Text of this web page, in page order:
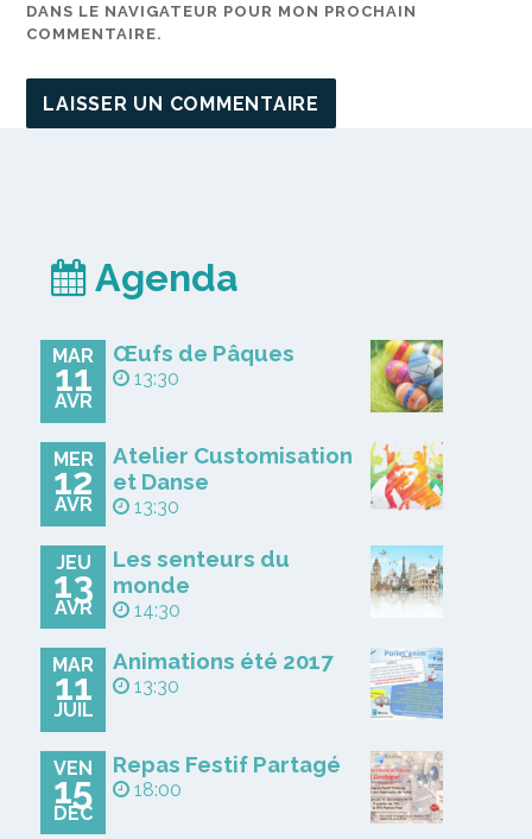
DANS LE NAVIGATEUR POUR MON PROCHAIN
COMMENTAIRE.
Agenda
MAR
11
AVR
Œufs de Pâques
13:30
MER
12
AVR
Atelier Customisation
et Danse
13:30
JEU
13
AVR
Les senteurs du
monde
14:30
MAR
11
JUIL
Animations été 2017
13:30
VEN
15
DÉC
Repas Festif Partagé
18:00